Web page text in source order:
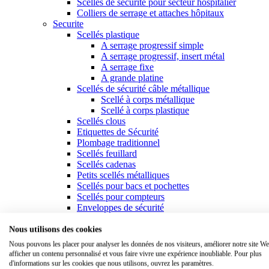
Colliers de serrage et attaches hôpitaux
Securite
Scellés plastique
A serrage progressif simple
A serrage progressif, insert métal
A serrage fixe
A grande platine
Scellés de sécurité câble métallique
Scellé à corps métallique
Scellé à corps plastique
Scellés clous
Etiquettes de Sécurité
Plombage traditionnel
Scellés feuillard
Scellés cadenas
Petits scellés métalliques
Scellés pour bacs et pochettes
Scellés pour compteurs
Enveloppes de sécurité
Attaches & colliers de serrage plastique
Colliers standards
Colliers à usage spécifique
Colliers à platine
Nous utilisons des cookies
Nous pouvons les placer pour analyser les données de nos visiteurs, améliorer notre site
afficher un contenu personnalisé et vous faire vivre une expérience inoubliable. Pour plus
d'informations sur les cookies que nous utilisons, ouvrez les paramètres.